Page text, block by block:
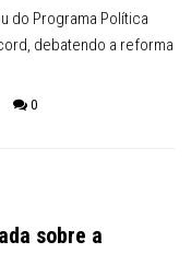
do Programa Política
debatendo a reforma
0
sobre a